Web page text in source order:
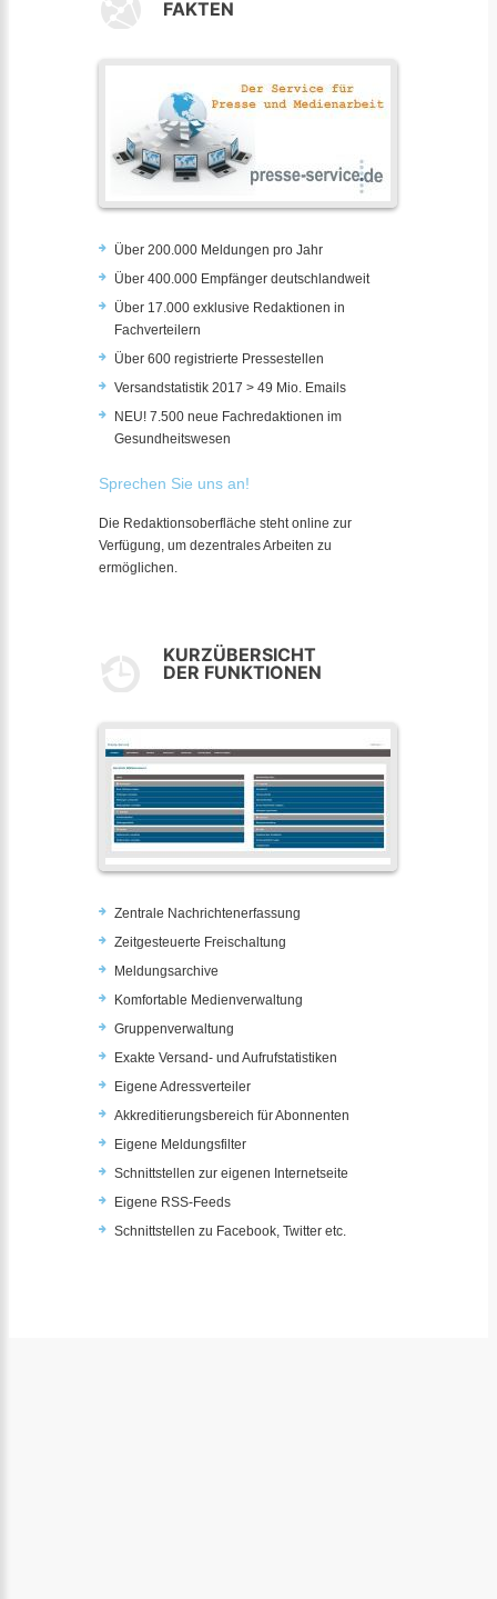
FAKTEN
Über 200.000 Meldungen pro Jahr
Über 400.000 Empfänger deutschlandweit
Über 17.000 exklusive Redaktionen in
Fachverteilern
Über 600 registrierte Pressestellen
Versandstatistik 2017 > 49 Mio. Emails
NEU! 7.500 neue Fachredaktionen im
Gesundheitswesen
Sprechen Sie uns an!
Die Redaktionsoberfläche steht online zur
Verfügung, um dezentrales Arbeiten zu
ermöglichen.
KURZÜBERSICHT
DER FUNKTIONEN
Zentrale Nachrichtenerfassung
Zeitgesteuerte Freischaltung
Meldungsarchive
Komfortable Medienverwaltung
Gruppenverwaltung
Exakte Versand- und Aufrufstatistiken
Eigene Adressverteiler
Akkreditierungsbereich für Abonnenten
Eigene Meldungsfilter
Schnittstellen zur eigenen Internetseite
Eigene RSS-Feeds
Schnittstellen zu Facebook, Twitter etc.